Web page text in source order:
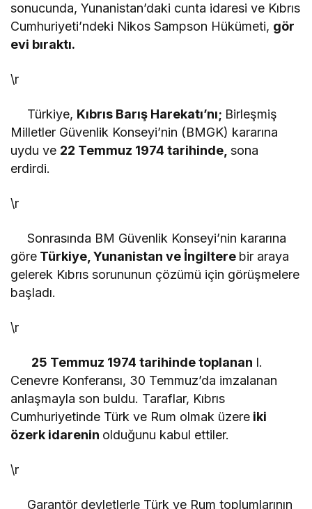
sonucunda, Yunanistan’daki cunta idaresi ve Kıbrıs
Cumhuriyeti’ndeki Nikos Sampson Hükümeti, gör
evi bıraktı.
\r
Türkiye, Kıbrıs Barış Harekatı’nı; Birleşmiş
Milletler Güvenlik Konseyi’nin (BMGK) kararına
uydu ve 22 Temmuz 1974 tarihinde,sona
erdirdi.
\r
Sonrasında BM Güvenlik Konseyi’nin kararına
göre Türkiye, Yunanistan ve İngiltere bir araya
gelerek Kıbrıs sorununun çözümü için görüşmelere
başladı.
\r
25 Temmuz 1974 tarihinde toplanan I.
Cenevre Konferansı, 30 Temmuz’da imzalanan
anlaşmayla son buldu. Taraflar, Kıbrıs
Cumhuriyetinde Türk ve Rum olmak üzere iki
özerk idarenin olduğunu kabul ettiler.
\r
Garantör devletlerle Türk ve Rum toplumlarının